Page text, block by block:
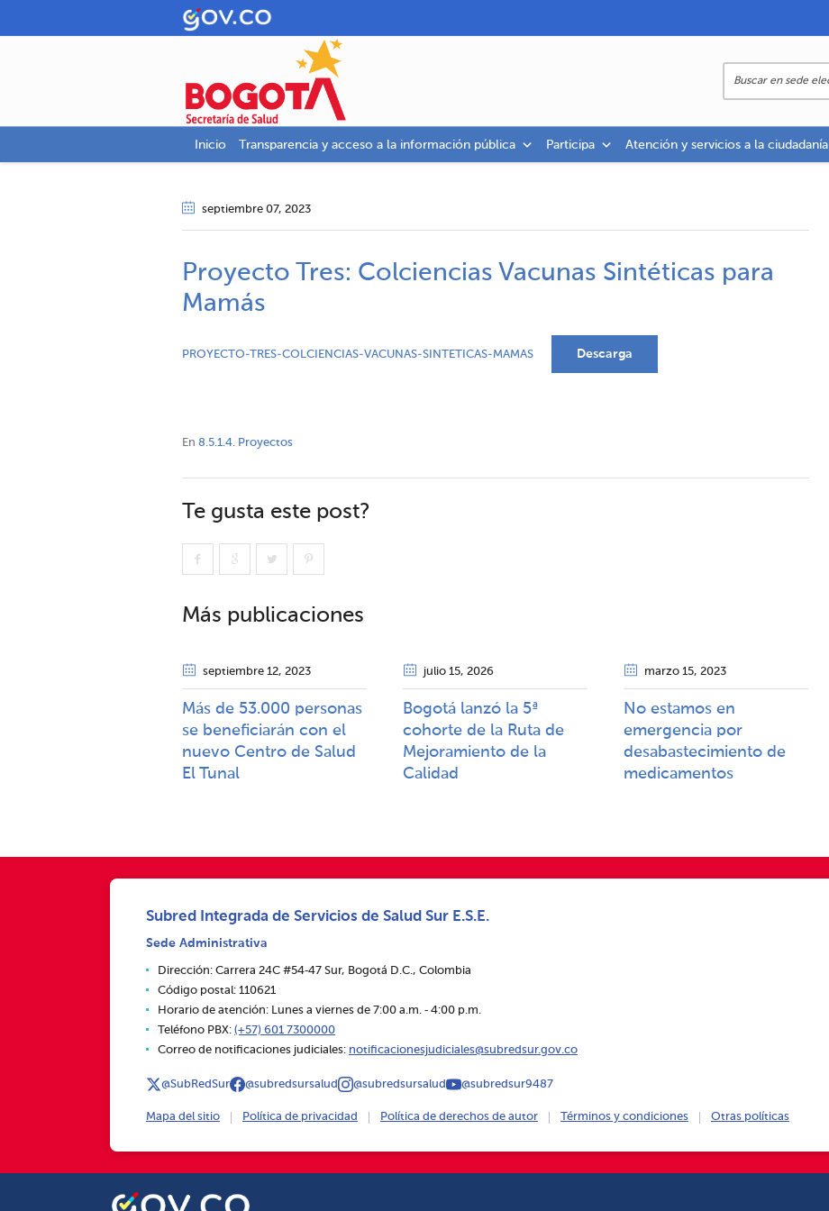
Inicio Transparencia y acceso a la información pública Participa Atención y servicios a la ciudadanía
septiembre 07, 2023
Proyecto Tres: Colciencias Vacunas Sintéticas para
Mamás
PROYECTO-TRES-COLCIENCIAS-VACUNAS-SINTETICAS-MAMAS Descarga
En 8.5.1.4. Proyectos
Te gusta este post?
Más publicaciones
septiembre 12, 2023
Más de 53.000 personas
se beneficiarán con el
nuevo Centro de Salud
El Tunal
julio 15, 2026
Bogotá lanzó la 5ª
cohorte de la Ruta de
Mejoramiento de la
Calidad​​
marzo 15, 2023
No estamos en
emergencia por
desabastecimiento de
medicamentos
Subred Integrada de Servicios de Salud Sur E.S.E.
Sede Administrativa
Dirección: Carrera 24C #54‑47 Sur, Bogotá D.C., Colombia
Código postal: 110621
Horario de atención: Lunes a viernes de 7:00 a.m. ‑ 4:00 p.m.
Teléfono PBX: (+57) 601 7300000
Correo de notificaciones judiciales: notificacionesjudiciales@subredsur.gov.co
@SubRedSur @subredsursalud @subredsursalud @subredsur9487
Mapa del sitio Política de privacidad Política de derechos de autor Términos y condiciones Otras políticas